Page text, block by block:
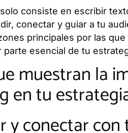
consiste en escribir
conectar y guiar a tu
principales por las que
parte esencial de tu
muestran la
en tu
y conectar